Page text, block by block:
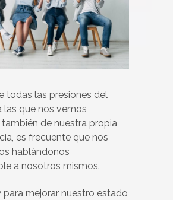
todas las presiones del
las que nos vemos
de nuestra propia
es frecuente que nos
hablándonos
a nosotros mismos.
para mejorar nuestro estado